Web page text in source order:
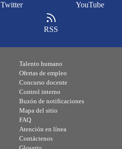
Twitter YouTube
RSS
Talento humano
Ofertas de empleo
Concurso docente
Control interno
Buzón de notificaciones
Mapa del sitio
FAQ
Atención en línea
Contáctenos